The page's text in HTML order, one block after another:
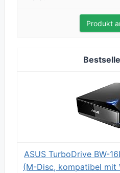
Produkt
ASUS TurboDrive BW-
(M-Disc, kompatibel mit